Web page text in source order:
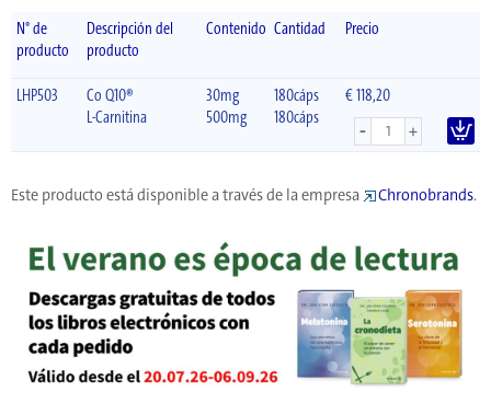
N° de
producto
Descripción del
producto
Contenido Cantidad Precio
LHP503
Co Q10®
L-Carnitina
30mg
500mg
180cáps
180cáps
€ 118,20
- +
Este producto está disponible a través de la empresa Chronobrands.